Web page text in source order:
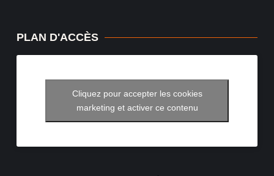
PLAN D'ACCÈS
Cliquez pour accepter les cookies
marketing et activer ce contenu